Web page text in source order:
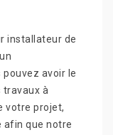
installateur de
avoir le
travaux à
votre projet,
afin que notre